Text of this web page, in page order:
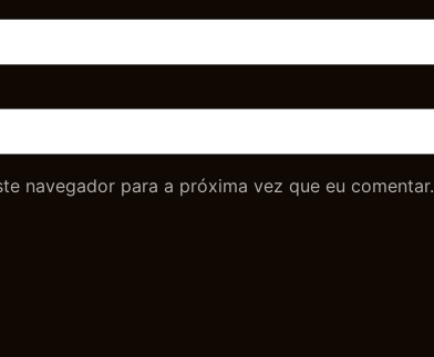
navegador para a próxima vez que eu comentar.